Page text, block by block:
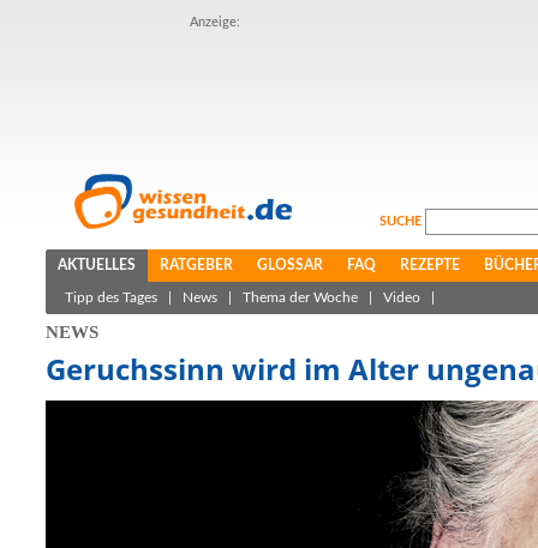
Anzeige:
SUCHE
AKTUELLES RATGEBER GLOSSAR FAQ REZEPTE
Tipp des Tages News Thema der Woche Video
NEWS
Geruchssinn wird im Alter